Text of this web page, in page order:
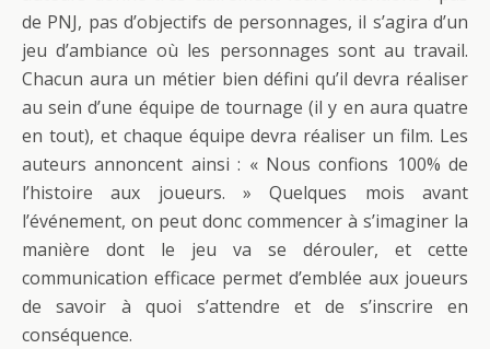
de PNJ, pas d’objectifs de personnages, il s’agira d’un
jeu d’ambiance où les personnages sont au travail.
Chacun aura un métier bien défini qu’il devra réaliser
au sein d’une équipe de tournage (il y en aura quatre
en tout), et chaque équipe devra réaliser un film. Les
auteurs annoncent ainsi : « Nous confions 100% de
l’histoire aux joueurs. » Quelques mois avant
l’événement, on peut donc commencer à s’imaginer la
manière dont le jeu va se dérouler, et cette
communication efficace permet d’emblée aux joueurs
de savoir à quoi s’attendre et de s’inscrire en
conséquence.